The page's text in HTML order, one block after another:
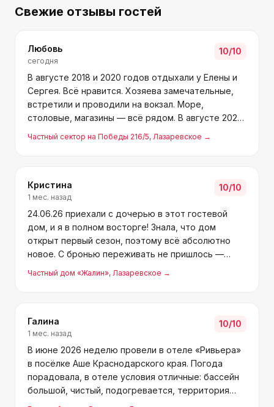
Свежие отзывы гостей
Любовь
сегодня
10/10
В августе 2018 и 2020 годов отдыхали у Елены и
Сергея. Всё нравится. Хозяева замечательные,
встретили и проводили на вокзал. Море,
столовые, магазины — всё рядом. В августе 2026
года снова приедем большой компанией.
Частный сектор на Победы 216/5, Лазаревское →
Кристина
1 мес. назад
10/10
24.06.26 приехали с дочерью в этот гостевой
дом, и я в полном восторге! Знала, что дом
открыт первый сезон, поэтому всё абсолютно
новое. С бронью переживать не пришлось —
хозяйку Валентину я уже знала, раньше отдыхала
у неё в другой гостинице. Поезд пришёл рано
Частный дом «Жалин», Лазаревское →
Галина
1 мес. назад
10/10
В июне 2026 неделю провели в отеле «Ривьера»
в посёлке Аше Краснодарского края. Погода
порадовала, в отеле условия отличные: бассейн
большой, чистый, подогревается, территория
ухоженная, растут пальмы, много цветов.